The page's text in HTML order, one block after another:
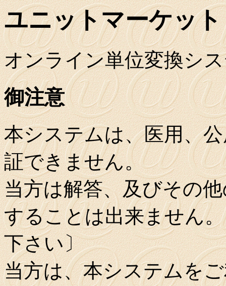
ユニットマーケット
オンライン単位変換シ
御注意
本システムは、医用、
証できません。
当方は解答、及びその
することは出来ません
下さい〕
当方は、本システムを